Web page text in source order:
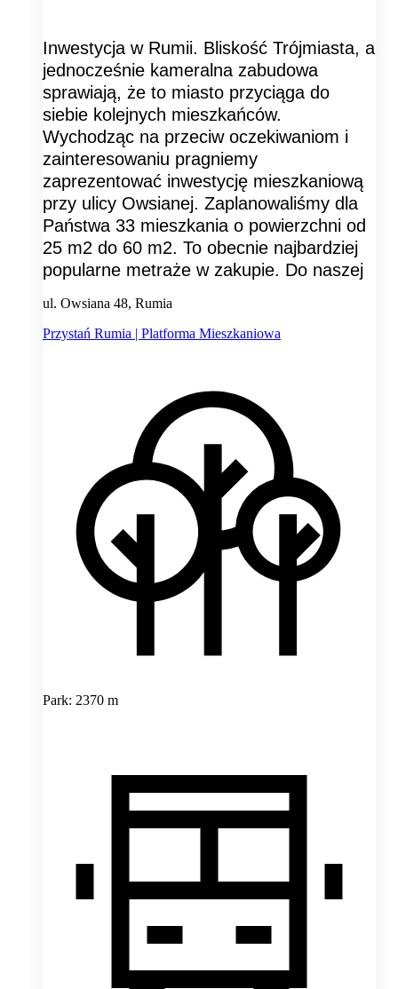
Inwestycja w Rumii. Bliskość Trójmiasta, a
jednocześnie kameralna zabudowa
sprawiają, że to miasto przyciąga do
siebie kolejnych mieszkańców.
Wychodząc na przeciw oczekiwaniom i
zainteresowaniu pragniemy
zaprezentować inwestycję mieszkaniową
przy ulicy Owsianej. Zaplanowaliśmy dla
Państwa 33 mieszkania o powierzchni od
25 m2 do 60 m2. To obecnie najbardziej
popularne metraże w zakupie. Do naszej
ul. Owsiana 48, Rumia
Przystań Rumia | Platforma Mieszkaniowa
Park: 2370 m